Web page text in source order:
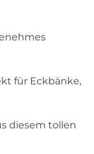
für Eckbänke,
diesem tollen